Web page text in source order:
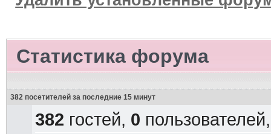
Статистика форума
382 посетителей за последние 15 минут
382 гостей, 0